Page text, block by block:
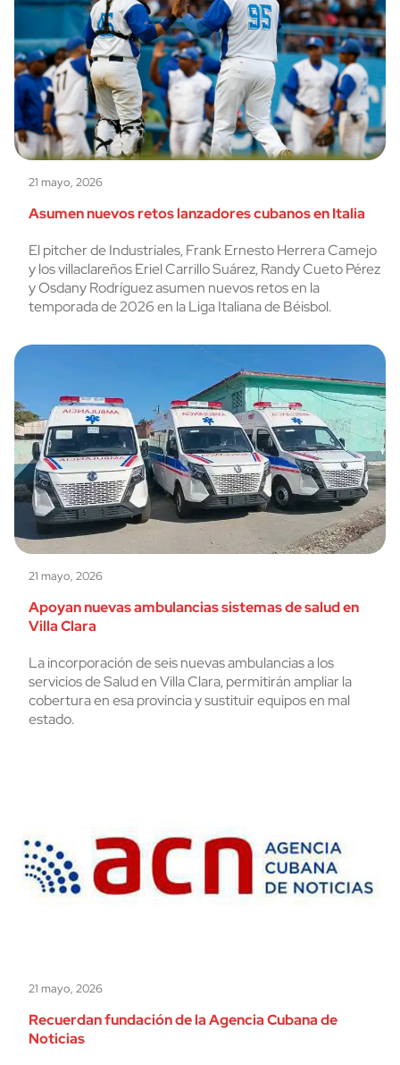
21 mayo, 2026
Asumen nuevos retos lanzadores cubanos en Italia
El pitcher de Industriales, Frank Ernesto Herrera Camejo
y los villaclareños Eriel Carrillo Suárez, Randy Cueto Pérez
y Osdany Rodríguez asumen nuevos retos en la
temporada de 2026 en la Liga Italiana de Béisbol.
21 mayo, 2026
Apoyan nuevas ambulancias sistemas de salud en
Villa Clara
La incorporación de seis nuevas ambulancias a los
servicios de Salud en Villa Clara, permitirán ampliar la
cobertura en esa provincia y sustituir equipos en mal
estado.
21 mayo, 2026
Recuerdan fundación de la Agencia Cubana de
Noticias